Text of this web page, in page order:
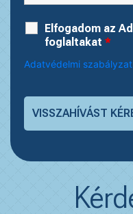
Elfogadom az
foglaltakat *
Adatvédelmi szabályzat